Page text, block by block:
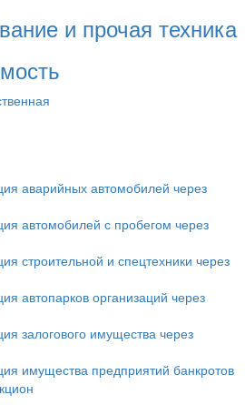
и прочая техника
аварийных автомобилей через
автомобилей с пробегом через
строительной и спецтехники через
автопарков организаций через
залогового имущества через
имущества предприятий банкротов